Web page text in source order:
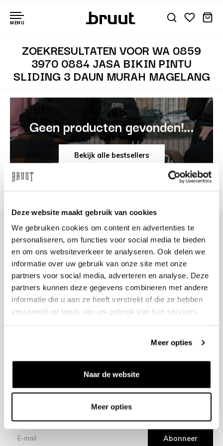
Deze website maakt gebruik van cookies
We gebruiken cookies om content en advertenties te
personaliseren, om functies voor social media te bieden
en om ons websiteverkeer te analyseren. Ook delen we
informatie over uw gebruik van onze site met onze
partners voor social media, adverteren en analyse. Deze
partners kunnen deze gegevens combineren met andere
informatie die u aan ze heeft verstrekt of die ze hebben
verzameld op basis van uw gebruik van hun services.
Meer opties
Naar de website
Meer opties
MENU
ZOEKRESULTATEN VOOR WA 0859
3970 0884 JASA BIKIN PINTU
SLIDING 3 DAUN MURAH MAGELANG
Geen producten gevonden!...
Bekijk alle bestsellers
+31 23 205 2006
info@bruut.nl
Contact Formulier
Open tot 18:00
OPENINGSTIJDEN
Verzending
Abonneer